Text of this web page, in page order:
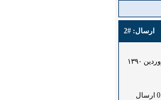
ارسال: #2